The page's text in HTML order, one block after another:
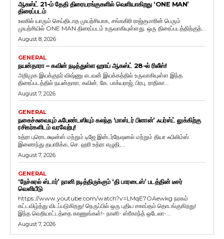
ஆகஸ்ட் 21-ம் தேதி திரையரங்குகளில் வெளியாகிறது ‘ONE MAN’
திரைப்படம்
உலகில் யாரும் செய்திடாத முயற்சியாக, சங்ககிரி ராஜ்குமாரின் பெரும்
முயற்சியில் ONE MAN திரைப்படம் உருவாகியுள்ளது. ஒரு திரைப்படத்திற்குத்...
August 8, 2026
GENERAL
நயன்தாரா – கவின் நடித்துள்ள ஹாய் ஆகஸ்ட் 28-ல் ரிலீஸ்!
அறிமுக இயக்குநர் விஷ்ணு எடவன் இயக்கத்தில் உருவாகியுள்ள இந்த
திரைப்படத்தில் நயன்தாரா, கவின், கே. பாக்யராஜ், பிரபு, ராதிகா...
August 7, 2026
GENERAL
நகைச்சுவையும் ஃபேண்டஸியும் கலந்த ‘மாஸ்டர் பிளான்’ ஃபர்ஸ்ட் லுக்கிற்கு
ரசிகர்களிடம் வரவேற்பு!
உத்ரா புரொடக்ஷன்ஸ் மற்றும் டிஜே இன்டர்நேஷனல் மற்றும் தியா ஃபிலிம்ஸ்
இணைந்து தயாரிக்க, செ. ஹரி உத்ரா எழுதி,...
August 7, 2026
GENERAL
‘நேச்சுரல் ஸ்டார்’ நானி நடித்திருக்கும் ‘தி பாரடைஸ்’ படத்தின் டீசர்
வெளியீடு
https://www.youtube.com/watch?v=LMqE7OAewkg நரகம்
கட்டவிழ்த்து விடப்படுகிறது! நெருப்பில் ஒரு புதிய சகாப்தம் தொடங்குகிறது!
இந்த வெறியாட்டத்தை காணுங்கள்!- நானி- ஸ்ரீகாந்த் ஒடேலா-...
August 7, 2026